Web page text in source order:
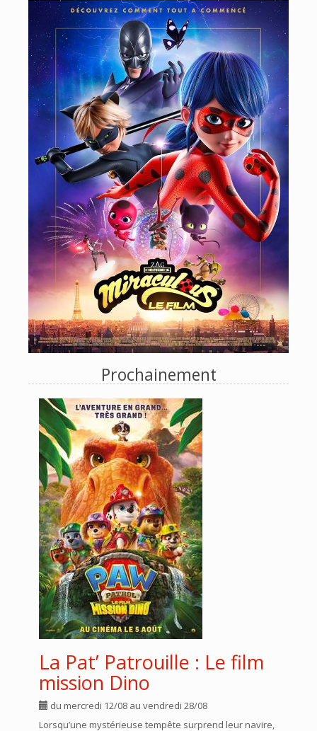
Prochainement
La Pat’ Patrouille : Le film
mission Dino
du mercredi 12/08 au vendredi 28/08
Lorsqu’une mystérieuse tempête surprend leur navire,